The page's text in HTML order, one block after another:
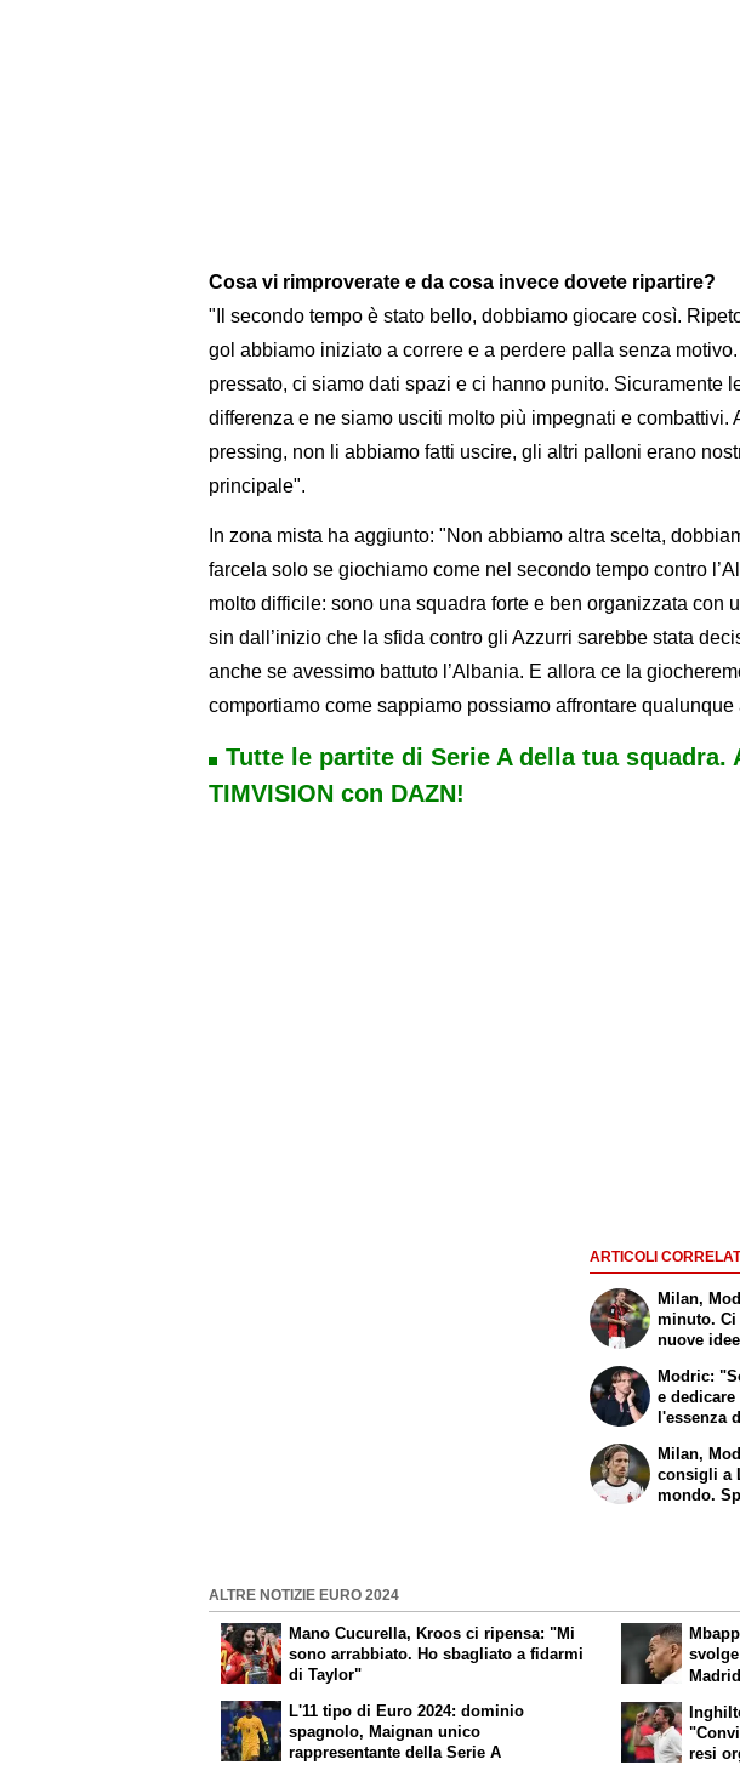
Cosa vi rimproverate e da cosa invece dovete ripartire?
"Il secondo tempo è stato bello, dobbiamo giocare così.
gol abbiamo iniziato a correre e a perdere palla senza
pressato, ci siamo dati spazi e ci hanno punito. Sicuramente
differenza e ne siamo usciti molto più impegnati e combattivi.
pressing, non li abbiamo fatti uscire, gli altri palloni erano
principale".
In zona mista ha aggiunto: "Non abbiamo altra scelta,
farcela solo se giochiamo come nel secondo tempo contro
molto difficile: sono una squadra forte e ben organizzata con
sin dall’inizio che la sfida contro gli Azzurri sarebbe stata
anche se avessimo battuto l’Albania. E allora ce la
comportiamo come sappiamo possiamo affrontare
Tutte le partite di Serie A della tua squadra.
TIMVISION con DAZN!
ARTICOLI
Milan,
minuto. Ci
nuove
Modric:
e
l'essenza
Milan,
consigli a
mondo.
ALTRE NOTIZIE EURO 2024
Mano Cucurella, Kroos ci ripensa: "Mi
sono arrabbiato. Ho sbagliato a fidarmi
di Taylor"
L'11 tipo di Euro 2024: dominio
spagnolo, Maignan unico
rappresentante della Serie A
Madrid
resi